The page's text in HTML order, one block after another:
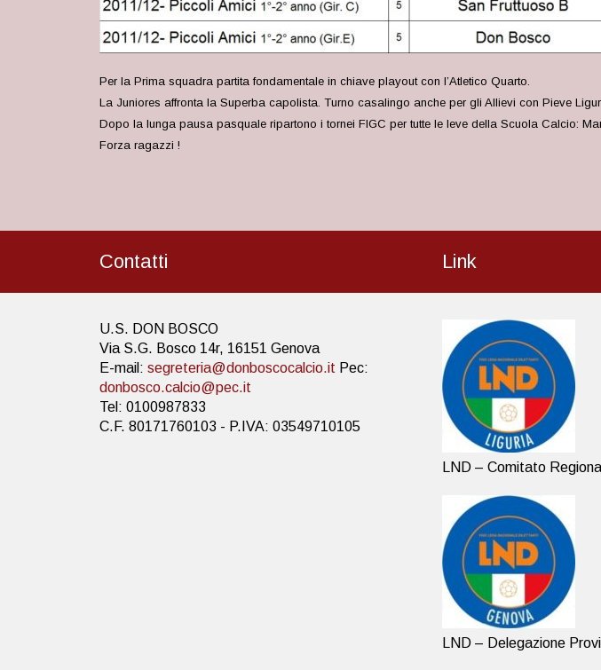
Per la Prima squadra partita fondamentale in chiave playout con l’Atletico Quarto.
La Juniores affronta la Superba capolista. Turno casalingo anche per gli Allievi con Pieve
Dopo la lunga pausa pasquale ripartono i tornei FIGC per tutte le leve della Scuola Calcio:
Forza ragazzi !
Contatti
U.S. DON BOSCO
Via S.G. Bosco 14r, 16151 Genova
E-mail: segreteria@donboscocalcio.it Pec:
donbosco.calcio@pec.it
Tel: 0100987833
C.F. 80171760103 - P.IVA: 03549710105
Link
LND – Comitato
LND – Delegazione